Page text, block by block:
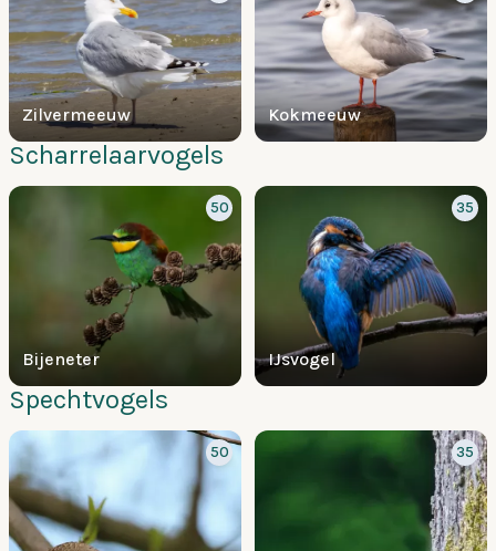
Zilvermeeuw Kokmeeuw
Scharrelaarvogels
Bijeneter
50
IJsvogel
35
Spechtvogels
50 35